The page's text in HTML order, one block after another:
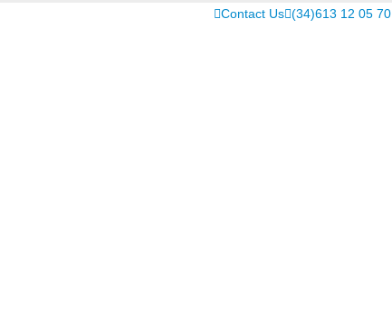
Contact Us (34)613 12 05 70